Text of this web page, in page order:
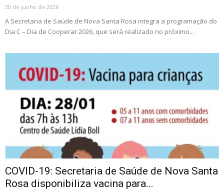
30 de junho de 2026
A Secretaria de Saúde de Nova Santa Rosa integra a programação do
Dia C – Dia de Cooperar 2026, que será realizado no próximo...
COVID-19: Secretaria de Saúde de Nova Santa
Rosa disponibiliza vacina para...